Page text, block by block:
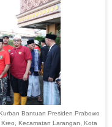
Bantuan Presiden Prabowo
Kecamatan Larangan, Kota